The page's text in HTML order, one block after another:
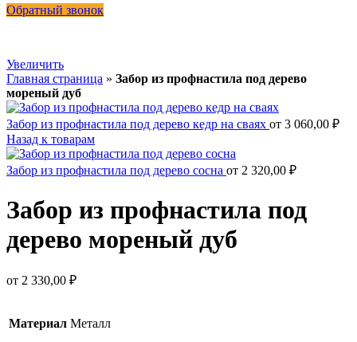
Обратный звонок
Увеличить
Главная страница » Забор из профнастила под дерево
мореный дуб
Забор из профнастила под дерево кедр на сваях от 3 060,00 ₽
Назад к товарам
Забор из профнастила под дерево сосна от 2 320,00 ₽
Забор из профнастила под
дерево мореный дуб
от 2 330,00 ₽
Материал Металл